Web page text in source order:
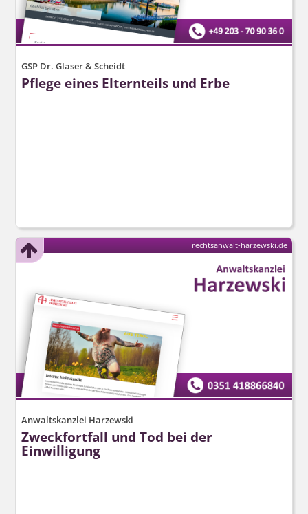
GSP Dr. Glaser & Scheidt
Pflege eines Elternteils und Erbe
Anwaltskanzlei Harzewski
Zweckfortfall und Tod bei der
Einwilligung
rechtsanwalt-harzewski.de